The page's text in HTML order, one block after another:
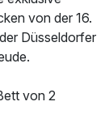
von der 16.
Düsseldorfer
von 2